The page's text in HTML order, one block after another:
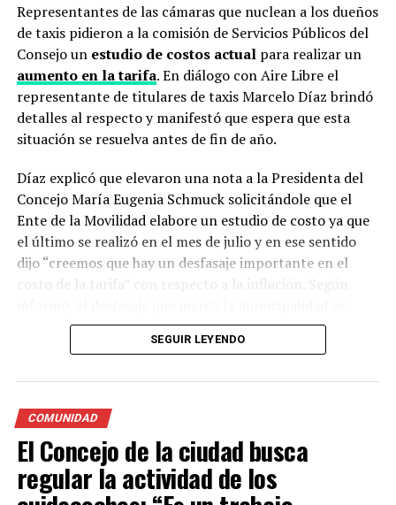
Representantes de las cámaras que nuclean a los dueños
de taxis pidieron a la comisión de Servicios Públicos del
Consejo un estudio de costos actualpara realizar un
aumento en la tarifa. En diálogo con Aire Libre el
representante de titulares de taxis Marcelo Díaz brindó
detalles al respecto y manifestó que espera que esta
situación se resuelva antes de fin de año.
Díaz explicó que elevaron una nota a la Presidenta del
Concejo María Eugenia Schmuck solicitándole que el
Ente de la Movilidad elabore un estudio de costo ya que
el último se realizó en el mes de julio y en ese sentido
dijo “creemos que hay un desfasaje importante en el
costo de la tarifa” con respecto a la inflación. Según
entre el 65% y 75% y calculan que el aumento de la
tarifa rondará entre un 20% y un 30%.
Además, informó que el último aumento de la tarifa fue
en el mes de septiembre y actualmente la bajada de
bandera en horario diurno es de $239,20 mientras que la
tarifa nocturna, fines de semana y feriados cuesta entre
$279,60 y $290,40.
SEGUIR LEYENDO
COMUNIDAD
El Concejo de la ciudad busca
regular la actividad de los